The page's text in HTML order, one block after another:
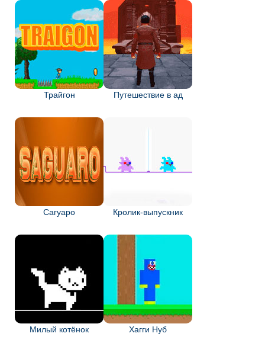
Трайгон Путешествие в ад
Сагуаро Кролик-выпускник
Милый котёнок Хагги Нуб